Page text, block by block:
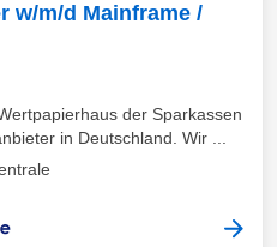
w/m/d Mainframe /
der Sparkassen
in Deutschland. Wir ...